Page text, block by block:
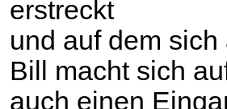
erstreckt
und auf dem
Bill macht sich
auch einen